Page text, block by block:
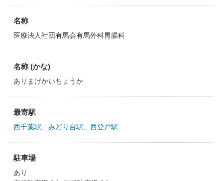
名称
医療法人社団有馬会有馬外科胃腸科
名称 (かな)
ありまげかいちょうか
最寄駅
西千葉駅 みどり台駅 西登戸駅
駐車場
あり